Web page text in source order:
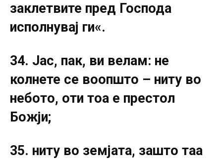
заклетвите пред Господа
исполнувај ги«.
34. Јас, пак, ви велам: не
колнете се воопшто – ниту во
небото, оти тоа е престол
Божји;
35. ниту во земјата, зашто таа